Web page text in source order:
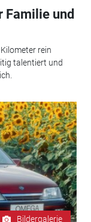
Familie und
rein
talentiert und
Bildergalerie